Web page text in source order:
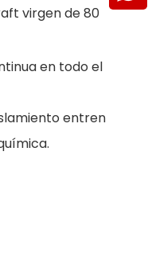
virgen de 80
en todo el
entren